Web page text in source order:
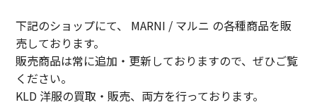
下記のショップにて、 MARNI / マルニ の各種商品を販
売しております。
販売商品は常に追加・更新しておりますので、ぜひご覧
ください。
KLD 洋服の買取・販売、両方を行っております。